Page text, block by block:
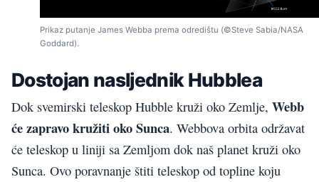
Prikaz putanje James Webba prema odredištu (©Steve Sabia/NASA
Goddard).
Dostojan nasljednik Hubblea
Dok svemirski teleskop Hubble kruži oko Zemlje, Webb
će zapravo kružiti oko Sunca. Webbova orbita održavat
će teleskop u liniji sa Zemljom dok naš planet kruži oko
Sunca. Ovo poravnanje štiti teleskop od topline koju